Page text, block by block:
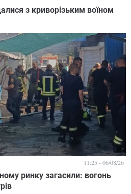
з криворізьким воїном
ринку загасили: вогонь
11:25 - 06/08/26